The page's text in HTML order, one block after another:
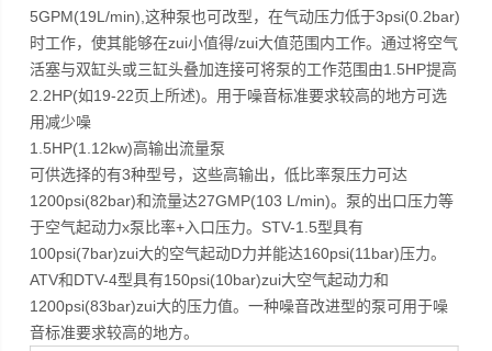
5GPM(19L/min),这种泵也可改型，在气动压力低于3psi(0.2bar)
时工作，使其能够在zui小值得/zui大值范围内工作。通过将空气
活塞与双缸头或三缸头叠加连接可将泵的工作范围由1.5HP提高
2.2HP(如19-22页上所述)。用于噪音标准要求较高的地方可选
用减少噪
1.5HP(1.12kw)高输出流量泵
可供选择的有3种型号，这些高输出，低比率泵压力可达
1200psi(82bar)和流量达27GMP(103 L/min)。泵的出口压力等
于空气起动力x泵比率+入口压力。STV-1.5型具有
100psi(7bar)zui大的空气起动D力并能达160psi(11bar)压力。
ATV和DTV-4型具有150psi(10bar)zui大空气起动力和
1200psi(83bar)zui大的压力值。一种噪音改进型的泵可用于噪
音标准要求较高的地方。